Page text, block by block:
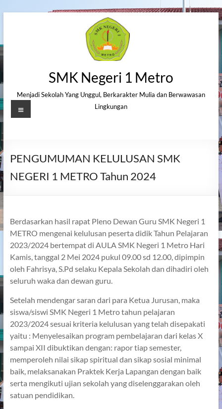
SMK Negeri 1 Metro
Menjadi Sekolah Yang Unggul, Berkarakter Mulia dan Berwawasan
Lingkungan
Menu
PENGUMUMAN KELULUSAN SMK
NEGERI 1 METRO Tahun 2024
Berdasarkan hasil rapat Pleno Dewan Guru SMK Negeri 1
METRO mengenai kelulusan peserta didik Tahun Pelajaran
2023/2024 bertempat di AULA SMK Negeri 1 Metro Hari
Kamis, tanggal 2 Mei 2024 pukul 09.00 sd 12.00, dipimpin
oleh Fahrisya, S.Pd selaku Kepala Sekolah dan dihadiri oleh
seluruh waka dan dewan guru.
Setelah mendengar saran dari para Ketua Jurusan, maka
siswa/siswi SMK Negeri 1 Metro tahun pelajaran
2023/2024 sesuai kriteria kelulusan yang telah disepakati
yaitu : Menyelesaikan program pembelajaran dari kelas X
sampai XII dibuktikan dengan: rapor tiap semester,
memperoleh nilai sikap spiritual dan sikap sosial minimal
baik, melaksanakan Praktek Kerja Lapangan dengan baik
serta mengikuti ujian sekolah yang diselenggarakan oleh
satuan pendidikan.